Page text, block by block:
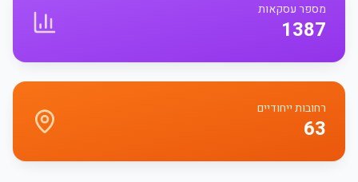
מספר עסקאות
1387
רחובות ייחודיים
63